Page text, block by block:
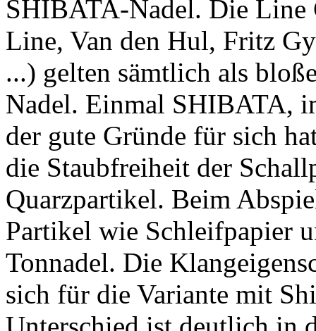
SHIBATA-Nadel. Die Line
Line, Van den Hul, Fritz
...) gelten sämtlich als
Nadel. Einmal SHIBATA,
der gute Gründe für sich
die Staubfreiheit der
Quarzpartikel. Beim
Partikel wie Schleifpapier
Tonnadel. Die
sich für die Variante mit